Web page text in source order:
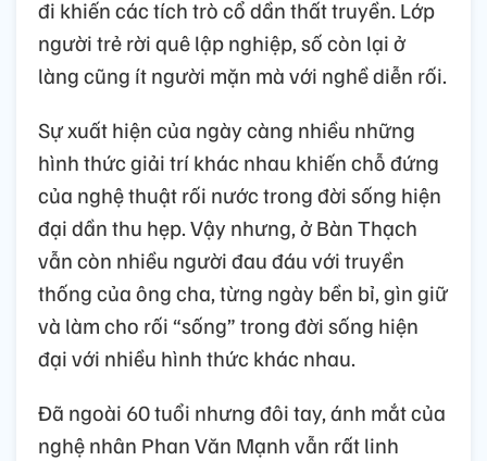
đi khiến các tích trò cổ dần thất truyền. Lớp
người trẻ rời quê lập nghiệp, số còn lại ở
làng cũng ít người mặn mà với nghề diễn rối.
Sự xuất hiện của ngày càng nhiều những
hình thức giải trí khác nhau khiến chỗ đứng
của nghệ thuật rối nước trong đời sống hiện
đại dần thu hẹp. Vậy nhưng, ở Bàn Thạch
vẫn còn nhiều người đau đáu với truyền
thống của ông cha, từng ngày bền bỉ, gìn giữ
và làm cho rối “sống” trong đời sống hiện
đại với nhiều hình thức khác nhau.
Đã ngoài 60 tuổi nhưng đôi tay, ánh mắt của
nghệ nhân Phan Văn Mạnh vẫn rất linh